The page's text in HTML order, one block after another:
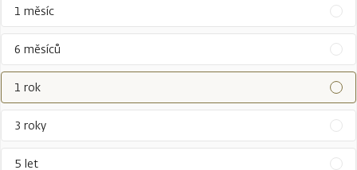
1 měsíc
6 měsíců
1 rok
3 roky
5 let